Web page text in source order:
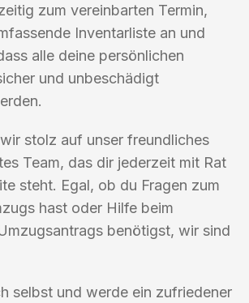
zum vereinbarten Termin,
Inventarliste an und
alle deine persönlichen
und unbeschädigt
stolz auf unser freundliches
Team, das dir jederzeit mit Rat
steht. Egal, ob du Fragen zum
hast oder Hilfe beim
benötigst, wir sind
selbst und werde ein zufriedener